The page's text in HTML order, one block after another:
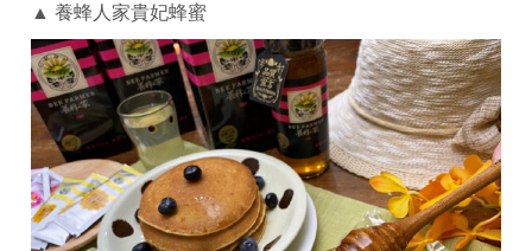
▲ 養蜂人家貴妃蜂蜜